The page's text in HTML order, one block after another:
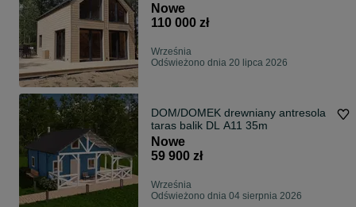
Nowe
110 000 zł
Września
Odświeżono dnia 20 lipca 2026
DOM/DOMEK drewniany antresola
taras balik DL A11 35m
Nowe
59 900 zł
Września
Odświeżono dnia 04 sierpnia 2026